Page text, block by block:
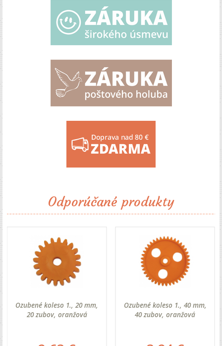
Odporúčané produkty
Ozubené koleso 1., 20 mm,
20 zubov, oranžová
Ozubené koleso 1., 40 mm,
40 zubov, oranžová